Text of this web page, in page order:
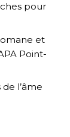
pour
et
Point-
l’âme